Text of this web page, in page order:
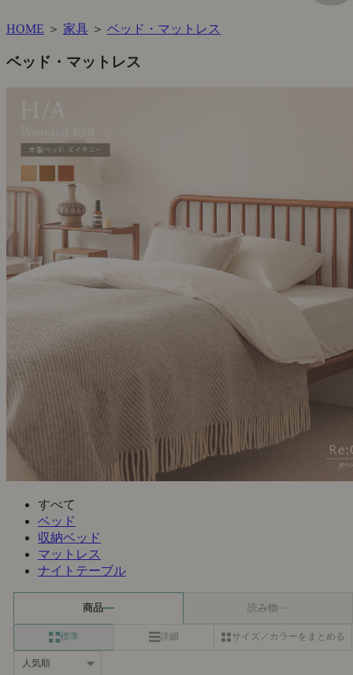
HOME ＞ 家具 ＞ ベッド・マットレス
ベッド・マットレス
すべて
ベッド
収納ベッド
マットレス
ナイトテーブル
商品 読み物
標準 詳細 サイズ／カラーをまとめる